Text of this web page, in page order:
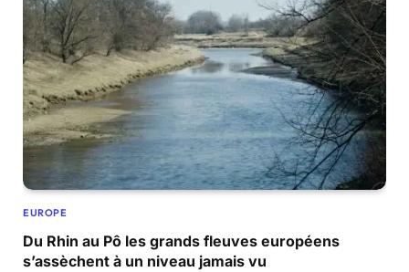
EUROPE
Du Rhin au Pô les grands fleuves européens
s’assèchent à un niveau jamais vu